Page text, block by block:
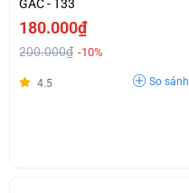
GAC - T33
180.000₫
200.000₫ -10%
4.5 So sánh